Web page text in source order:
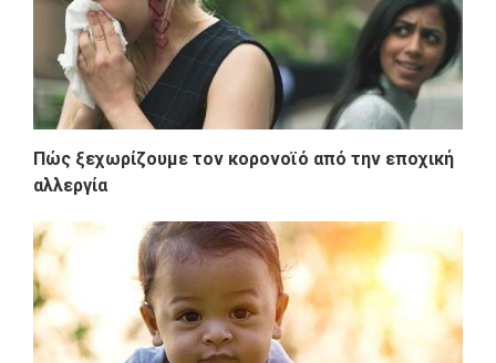
Πώς ξεχωρίζουμε τον κορονοϊό από την εποχική
αλλεργία